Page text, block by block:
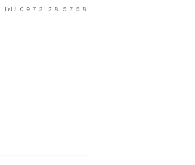
Tel / ０９７２-２８-５７５８